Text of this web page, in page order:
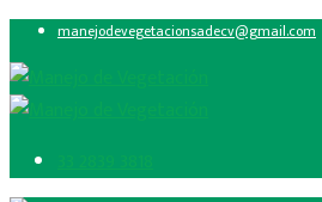
manejodevegetacionsadecv@gmail.com